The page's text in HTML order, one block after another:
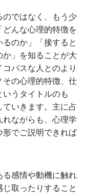
ではなく、もう少
んな心理的特徴を
のか」「接すると
」を知ることが大
パスな人とのより
の心理的特徴、仕
うタイトルのも
いきます。主に占
ながらも、心理学
でご説明できれば
感情や動機に触れ
取ったりすること